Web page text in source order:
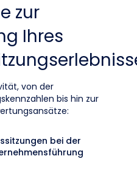
zur
Ihres
von der
bis hin zur
bei der